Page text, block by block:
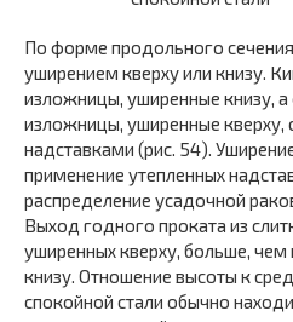
По форме продольного
уширением кверху или книзу.
из­ложницы, уширенные книзу,
изложницы, уширенные кверху,
надставками (рис. 54).
применение утепленных
распределение усадочной
Выход годного проката из
уширенных кверху, больше, чем
книзу. Отношение высоты к
спокойной стали обычно